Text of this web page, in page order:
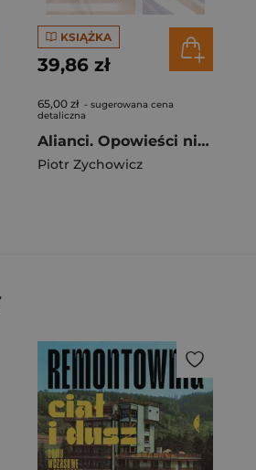
KSIĄŻKA
39,86 zł
65,00 zł - sugerowana cena
detaliczna
Alianci. Opowieści niepoprawne politycznie wyd. 2025
Piotr Zychowicz